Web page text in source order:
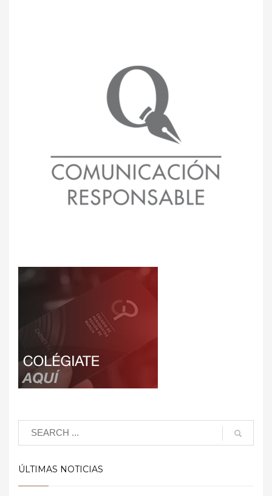
ÚLTIMAS NOTICIAS